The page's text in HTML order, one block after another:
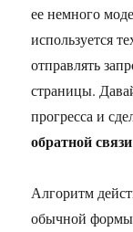
ее немного
используется
отправлять
страницы.
прогресса и
обратной
Алгоритм
обычной